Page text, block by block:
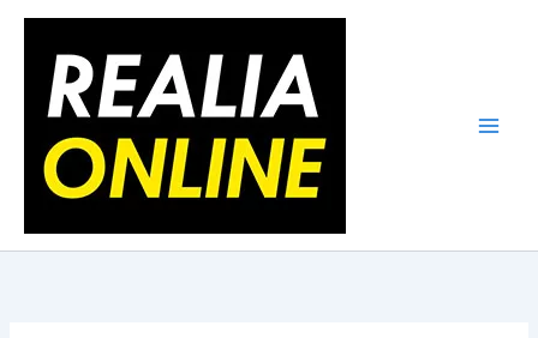
Skip
content